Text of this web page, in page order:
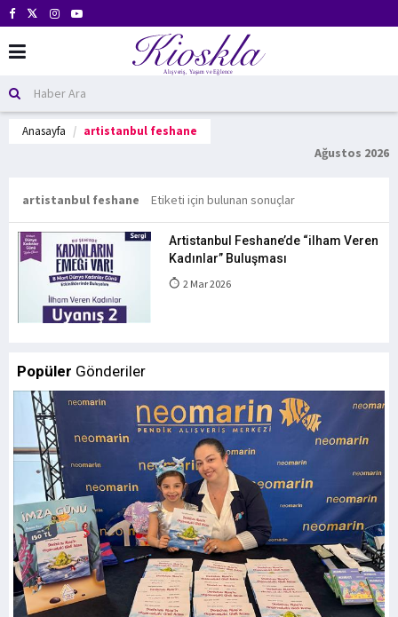
Anasayfa artistanbul feshane
Ağustos 2026
artistanbul feshane Etiketi için bulunan sonuçlar
Artistanbul Feshane’de “ilham Veren
Kadınlar” Buluşması
2 Mar 2026
Popüler Gönderiler